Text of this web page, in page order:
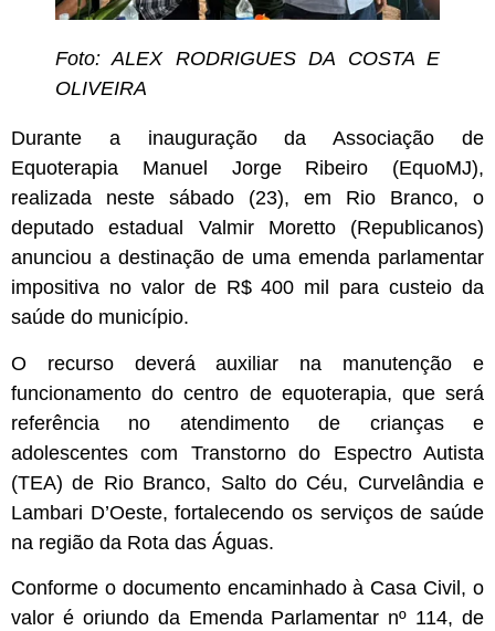
Foto: ALEX RODRIGUES DA COSTA E
OLIVEIRA
Durante a inauguração da Associação de
Equoterapia Manuel Jorge Ribeiro (EquoMJ),
realizada neste sábado (23), em Rio Branco, o
deputado estadual Valmir Moretto (Republicanos)
anunciou a destinação de uma emenda parlamentar
impositiva no valor de R$ 400 mil para custeio da
saúde do município.
O recurso deverá auxiliar na manutenção e
funcionamento do centro de equoterapia, que será
referência no atendimento de crianças e
adolescentes com Transtorno do Espectro Autista
(TEA) de Rio Branco, Salto do Céu, Curvelândia e
Lambari D’Oeste, fortalecendo os serviços de saúde
na região da Rota das Águas.
Conforme o documento encaminhado à Casa Civil, o
valor é oriundo da Emenda Parlamentar nº 114, de